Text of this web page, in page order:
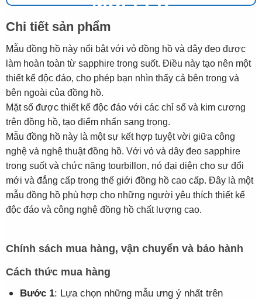
Chi tiết sản phẩm
Mẫu đồng hồ này nổi bật với vỏ đồng hồ và dây đeo được
làm hoàn toàn từ sapphire trong suốt. Điều này tạo nên một
thiết kế độc đáo, cho phép bạn nhìn thấy cả bên trong và
bên ngoài của đồng hồ.
Mặt số được thiết kế độc đáo với các chỉ số và kim cương
trên đồng hồ, tạo điểm nhấn sang trọng.
Mẫu đồng hồ này là một sự kết hợp tuyệt vời giữa công
nghệ và nghệ thuật đồng hồ. Với vỏ và dây đeo sapphire
trong suốt và chức năng tourbillon, nó đại diện cho sự đổi
mới và đẳng cấp trong thế giới đồng hồ cao cấp. Đây là một
mẫu đồng hồ phù hợp cho những người yêu thích thiết kế
độc đáo và công nghệ đồng hồ chất lượng cao.
Chính sách mua hàng, vận chuyển và bảo hành
Cách thức mua hàng
Bước 1: Lựa chọn những mẫu ưng ý nhất trên